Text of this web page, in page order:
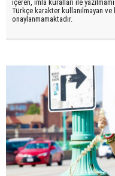
içeren, imla kuralları ile
Türkçe karakter kullanılmayan
onaylanmamaktadır.